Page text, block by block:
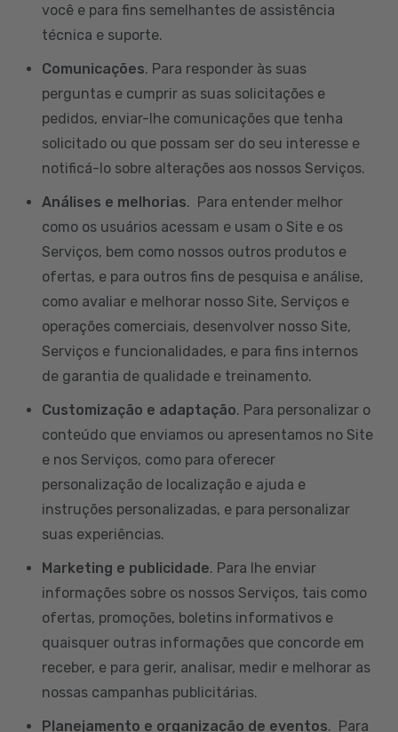
você e para fins semelhantes de assistência
técnica e suporte.
Comunicações. Para responder às suas
perguntas e cumprir as suas solicitações e
pedidos, enviar-lhe comunicações que tenha
solicitado ou que possam ser do seu interesse e
notificá-lo sobre alterações aos nossos Serviços.
Análises e melhorias. Para entender melhor
como os usuários acessam e usam o Site e os
Serviços, bem como nossos outros produtos e
ofertas, e para outros fins de pesquisa e análise,
como avaliar e melhorar nosso Site, Serviços e
operações comerciais, desenvolver nosso Site,
Serviços e funcionalidades, e para fins internos
de garantia de qualidade e treinamento.
Customização e adaptação. Para personalizar o
conteúdo que enviamos ou apresentamos no Site
e nos Serviços, como para oferecer
personalização de localização e ajuda e
instruções personalizadas, e para personalizar
suas experiências.
Marketing e publicidade. Para lhe enviar
informações sobre os nossos Serviços, tais como
ofertas, promoções, boletins informativos e
quaisquer outras informações que concorde em
receber, e para gerir, analisar, medir e melhorar as
nossas campanhas publicitárias.
Planejamento e organização de eventos. Para